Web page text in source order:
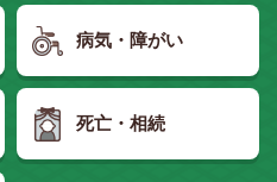
病気・障がい
死亡・相続